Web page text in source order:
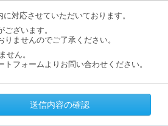
対応させていただいております。
ざいます。
ませんのでご了承ください。
せん。
フォームよりお問い合わせください。
送信内容の確認